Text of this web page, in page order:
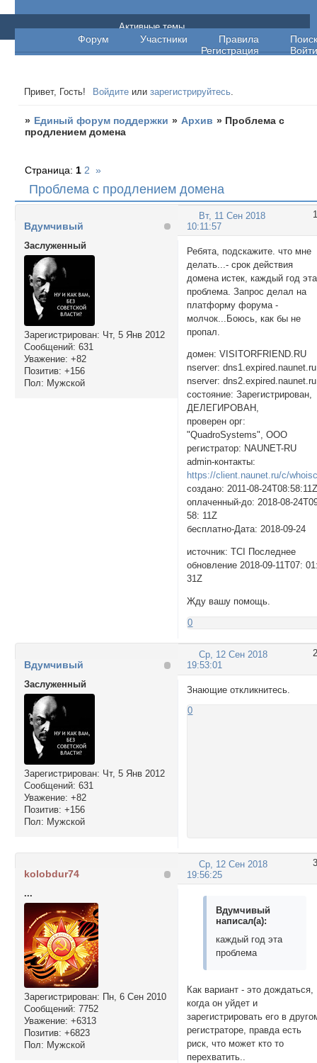
Единый форум поддержки
Форум Участники Правила
Поиск
Регистрация
Войти
Активные темы
Привет, Гость! Войдите илизарегистрируйтесь.
» Единый форум поддержки » Архив » Проблема с
продлением домена
Проблема с продлением домена
Страница: 1 2 »
1
Вт, 11 Сен 2018
10:11:57
Вдумчивый
Заслуженный
Зарегистрирован: Чт, 5 Янв 2012
Сообщений: 631
Уважение: +82
Позитив: +156
Пол: Мужской
Ребята, подскажите. что мне
делать...- срок действия
домена истек, каждый год эта
проблема. Запрос делал на
платформу форума -
молчок...Боюсь, как бы не
пропал.
домен: VISITORFRIEND.RU
nserver:
nserver:
состояние: Зарегистрирован,
ДЕЛЕГИРОВАН,
проверен орг:
"QuadroSystems", ООО
регистратор: NAUNET-RU
admin-контакты:
https://client.naunet.ru/c/
создано: 2011-08-
оплаченный-до: 2018-08-
58: 11Z
бесплатно-Дата: 2018-09-24
источник: TCI Последнее
обновление 2018-09-11T07:
31Z
Жду вашу помощь.
0
2
Ср, 12 Сен 2018
19:53:01
Вдумчивый
Заслуженный
Зарегистрирован: Чт, 5 Янв 2012
Сообщений: 631
Уважение: +82
Позитив: +156
Пол: Мужской
Знающие откликнитесь.
0
3
Ср, 12 Сен 2018
19:56:25
kolobdur74
...
Зарегистрирован: Пн, 6 Сен 2010
Сообщений: 7752
Уважение: +6313
Позитив: +6823
Пол: Мужской
Вдумчивый
написал(а):
каждый год эта
проблема
Как вариант - это дождаться,
когда он уйдет и
зарегистрировать его в
регистраторе, правда есть
риск, что может кто то
перехватить..